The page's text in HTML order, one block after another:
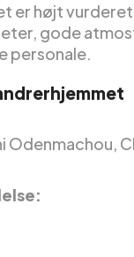
er højt
gode
personale.
Odenmachou,